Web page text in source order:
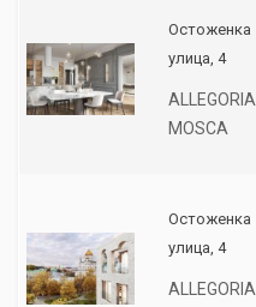
Остоженка
улица, 4
ALLEGORIA
MOSCA
Остоженка
улица, 4
ALLEGORIA